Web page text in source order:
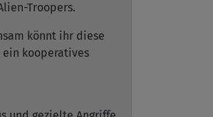
Troopers.
könnt ihr diese
kooperatives